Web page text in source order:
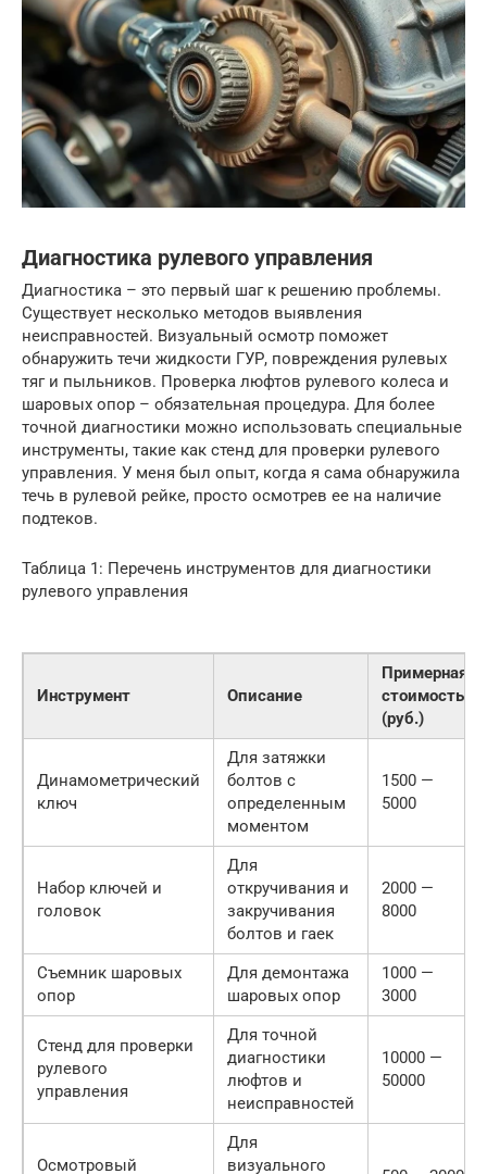
Диагностика рулевого управления
Диагностика – это первый шаг к решению проблемы.
Существует несколько методов выявления
неисправностей. Визуальный осмотр поможет
обнаружить течи жидкости ГУР, повреждения рулевых
тяг и пыльников. Проверка люфтов рулевого колеса и
шаровых опор – обязательная процедура. Для более
точной диагностики можно использовать специальные
инструменты, такие как стенд для проверки рулевого
управления. У меня был опыт, когда я сама обнаружила
течь в рулевой рейке, просто осмотрев ее на наличие
подтеков.
Таблица 1: Перечень инструментов для диагностики
рулевого управления
Инструмент Описание
Примерная
стоимость
(руб.)
Динамометрический
ключ
Для затяжки
болтов с
определенным
моментом
1500 —
5000
Набор ключей и
головок
Для
откручивания и
закручивания
болтов и гаек
2000 —
8000
Съемник шаровых
опор
Для демонтажа
шаровых опор
1000 —
3000
Стенд для проверки
рулевого
управления
Для точной
диагностики
люфтов и
неисправностей
10000 —
50000
Осмотровый
Для
визуального